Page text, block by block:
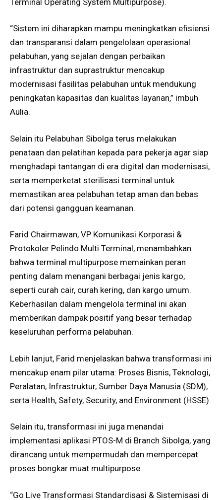
“Sistem ini diharapkan mampu meningkatkan efisiensi
dan transparansi dalam pengelolaan operasional
pelabuhan, yang sejalan dengan perbaikan
infrastruktur dan suprastruktur mencakup
modernisasi fasilitas pelabuhan untuk mendukung
peningkatan kapasitas dan kualitas layanan,” imbuh
Aulia.
Selain itu Pelabuhan Sibolga terus melakukan
penataan dan pelatihan kepada para pekerja agar siap
menghadapi tantangan di era digital dan modernisasi,
serta memperketat sterilisasi terminal untuk
memastikan area pelabuhan tetap aman dan bebas
dari potensi gangguan keamanan.
Farid Chairmawan, VP Komunikasi Korporasi &
Protokoler Pelindo Multi Terminal, menambahkan
bahwa terminal multipurpose memainkan peran
penting dalam menangani berbagai jenis kargo,
seperti curah cair, curah kering, dan kargo umum.
Keberhasilan dalam mengelola terminal ini akan
memberikan dampak positif yang besar terhadap
keseluruhan performa pelabuhan.
Lebih lanjut, Farid menjelaskan bahwa transformasi ini
mencakup enam pilar utama: Proses Bisnis, Teknologi,
Peralatan, Infrastruktur, Sumber Daya Manusia (SDM),
serta Health, Safety, Security, and Environment (HSSE).
Selain itu, transformasi ini juga menandai
implementasi aplikasi PTOS-M di Branch Sibolga, yang
dirancang untuk mempermudah dan mempercepat
proses bongkar muat multipurpose.
“Go Live Transformasi Standardisasi & Sistemisasi di